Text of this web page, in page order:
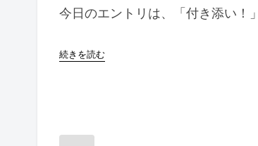
今日のエントリは、「付き添い！
続きを読む